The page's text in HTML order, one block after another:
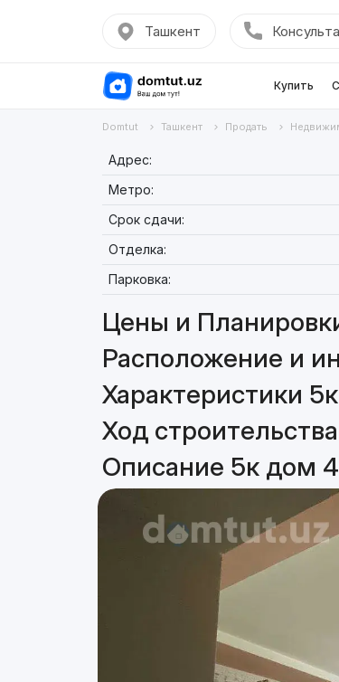
Ташкент
Купить
Domtut Ташкент Продать
Адрес:
Метро:
Срок сдачи:
Отделка:
Парковка:
Цены и
Расположение и
Характеристики
Ход
Описание 5к дом